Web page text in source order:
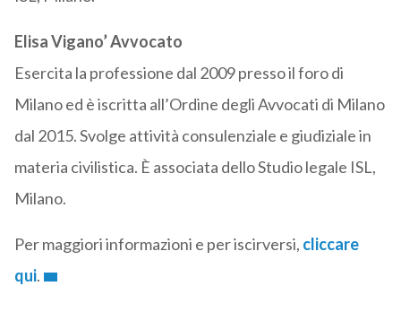
Elisa Vigano’ Avvocato
Esercita la professione dal 2009 presso il foro di
Milano ed è iscritta all’Ordine degli Avvocati di Milano
dal 2015. Svolge attività consulenziale e giudiziale in
materia civilistica. È associata dello Studio legale ISL,
Milano.
Per maggiori informazioni e per iscirversi, cliccare
qui.